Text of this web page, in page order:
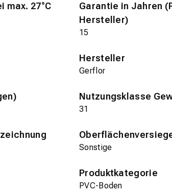
max. 27°C
Garantie in Jahren
Hersteller)
15
Hersteller
Gerflor
Nutzungsklasse
31
Sonstige
Produktkategorie
PVC-Boden